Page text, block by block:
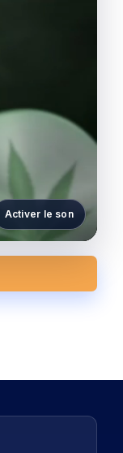
Activer le son